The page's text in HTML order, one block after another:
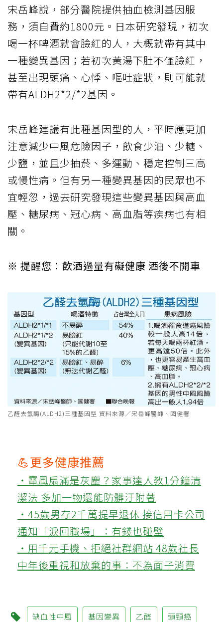
宋岳峰說，部分醫院提供抽血檢測基因服
務，須自費約1800元。日本研究發現，初次
喝一杯啤酒就會臉紅的人，大概就帶有其中
一種變異基因；若初次黃湯下肚不僅臉紅，
甚至出現頭痛、心悸、嘔吐症狀，則可能就
帶有ALDH2*2/*2基因。
宋岳峰建議有此種基因型的人，平時應更加
注意減少中風危險因子，飲食少油、少糖、
少鹽，並且少抽菸、多運動、穩定控制三高
或慢性病。但有另一種變異基因的民眾也不
宜輕忽，過去研究發現這些變異基因與高血
壓、糖尿病、冠心病、高血脂等疾病也有相
關。
※ 提醒您：飲酒過量有礙健康 酒後不開車
乙醛去氫酶(ALDH2)三種基因型 資料來源／宋岳峰醫師、國健署
💪更多健康推薦
‧電風扇滿是灰塵？家事達人教1分鐘清
潔法 多加一物還能防髒汙附著
‧45歲男存2千萬提早退休 接信用卡公司
通知「淚回職場」：有錢也碰壁
‧用千元手機、拒絕社群網站 48歲社長
中年後重視和放棄的事：不為面子消費
缺血性中風 基因變異 乙醛 頭頸癌